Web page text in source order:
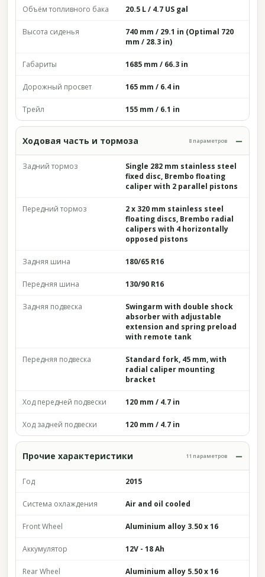
Объём топливного бака 20.5 L / 4.7 US gal
Высота сиденья
740 mm / 29.1 in (Optimal 720
mm / 28.3 in)
Габариты 1685 mm / 66.3 in
Дорожный просвет 165 mm / 6.4 in
Трейл 155 mm / 6.1 in
Ходовая часть и тормоза 8 параметров
Задний тормоз
Single 282 mm stainless steel
fixed disc, Brembo floating
caliper with 2 parallel pistons
Передний тормоз
2 x 320 mm stainless steel
floating discs, Brembo radial
calipers with 4 horizontally
opposed pistons
Задняя шина 180/65 R16
Передняя шина 130/90 R16
Задняя подвеска
Swingarm with double shock
absorber with adjustable
extension and spring preload
with remote tank
Передняя подвеска
Standard fork, 45 mm, with
radial caliper mounting
bracket
Ход передней подвески 120 mm / 4.7 in
Ход задней подвески 120 mm / 4.7 in
Прочие характеристики 11 параметров
Год 2015
Система охлаждения Air and oil cooled
Front Wheel Aluminium alloy 3.50 x 16
Аккумулятор 12V - 18 Ah
Rear Wheel Aluminium alloy 5.50 x 16